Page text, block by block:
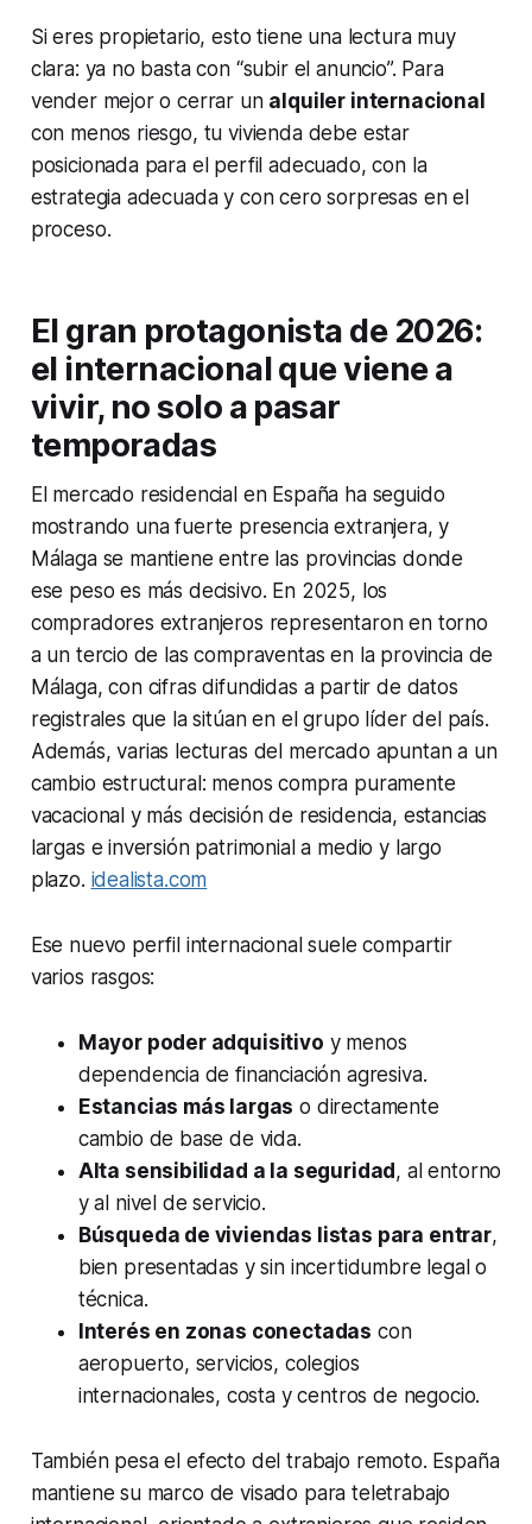
Si eres propietario, esto tiene una lectura muy
clara: ya no basta con “subir el anuncio”. Para
vender mejor o cerrar un alquiler internacional
con menos riesgo, tu vivienda debe estar
posicionada para el perfil adecuado, con la
estrategia adecuada y con cero sorpresas en el
proceso.
El gran protagonista de 2026:
el internacional que viene a
vivir, no solo a pasar
temporadas
El mercado residencial en España ha seguido
mostrando una fuerte presencia extranjera, y
Málaga se mantiene entre las provincias donde
ese peso es más decisivo. En 2025, los
compradores extranjeros representaron en torno
a un tercio de las compraventas en la provincia de
Málaga, con cifras difundidas a partir de datos
registrales que la sitúan en el grupo líder del país.
Además, varias lecturas del mercado apuntan a un
cambio estructural: menos compra puramente
vacacional y más decisión de residencia, estancias
largas e inversión patrimonial a medio y largo
plazo. idealista.com
Ese nuevo perfil internacional suele compartir
varios rasgos:
Mayor poder adquisitivo y menos
dependencia de financiación agresiva.
Estancias más largas o directamente
cambio de base de vida.
Alta sensibilidad a la seguridad , al entorno
y al nivel de servicio.
Búsqueda de viviendas listas para entrar,
bien presentadas y sin incertidumbre legal o
técnica.
Interés en zonas conectadas con
aeropuerto, servicios, colegios
internacionales, costa y centros de negocio.
También pesa el efecto del trabajo remoto. España
mantiene su marco de visado para teletrabajo